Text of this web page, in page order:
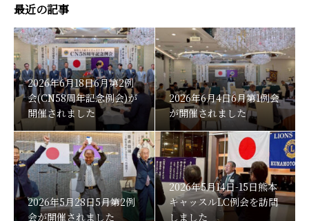
最近の記事
2026年6月18日6月第2例
会(CN58周年記念例会)が
開催されました
2026年6月4日6月第1例会
が開催されました
2026年5月28日5月第2例
会が開催されました
2026年5月14日-15日熊本
キャッスルLC例会を訪問
しました